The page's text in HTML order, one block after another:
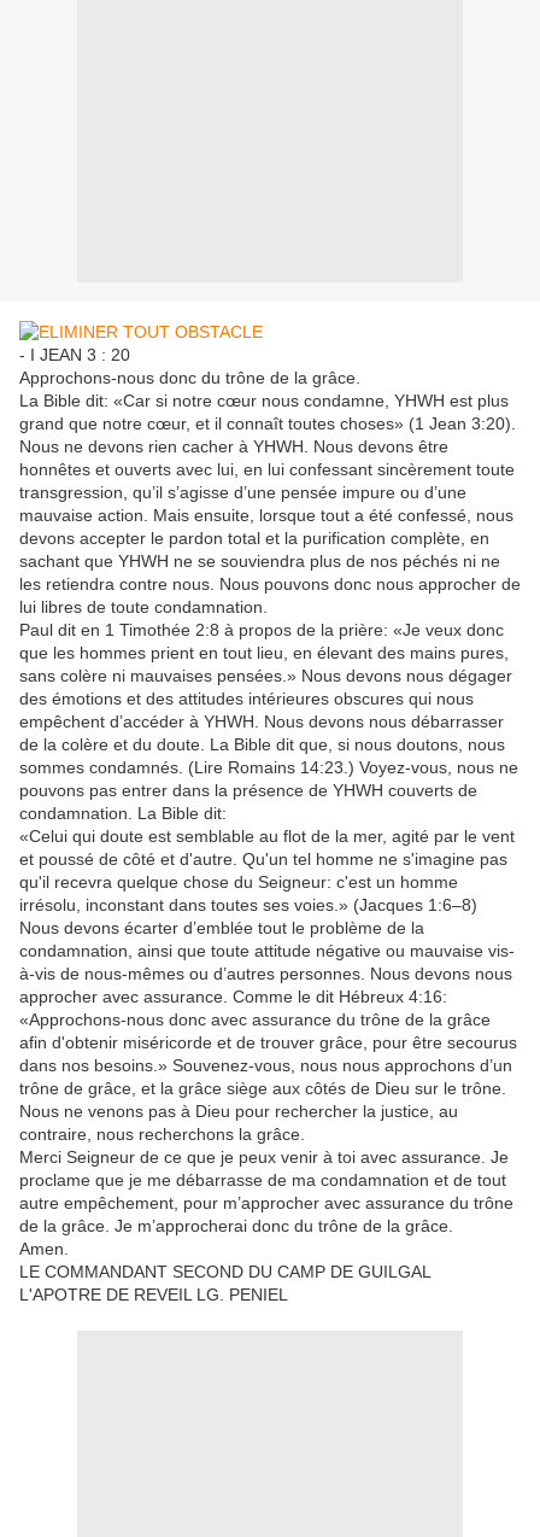
- I JEAN 3 : 20
Approchons-nous donc du trône de la grâce.
La Bible dit: «Car si notre cœur nous condamne, YHWH est plus
grand que notre cœur, et il connaît toutes choses» (1 Jean 3:20).
Nous ne devons rien cacher à YHWH. Nous devons être
honnêtes et ouverts avec lui, en lui confessant sincèrement toute
transgression, qu’il s’agisse d’une pensée impure ou d’une
mauvaise action. Mais ensuite, lorsque tout a été confessé, nous
devons accepter le pardon total et la purification complète, en
sachant que YHWH ne se souviendra plus de nos péchés ni ne
les retiendra contre nous. Nous pouvons donc nous approcher de
lui libres de toute condamnation.
Paul dit en 1 Timothée 2:8 à propos de la prière: «Je veux donc
que les hommes prient en tout lieu, en élevant des mains pures,
sans colère ni mauvaises pensées.» Nous devons nous dégager
des émotions et des attitudes intérieures obscures qui nous
empêchent d’accéder à YHWH. Nous devons nous débarrasser
de la colère et du doute. La Bible dit que, si nous doutons, nous
sommes condamnés. (Lire Romains 14:23.) Voyez-vous, nous ne
pouvons pas entrer dans la présence de YHWH couverts de
condamnation. La Bible dit:
«Celui qui doute est semblable au flot de la mer, agité par le vent
et poussé de côté et d'autre. Qu'un tel homme ne s'imagine pas
qu'il recevra quelque chose du Seigneur: c'est un homme
irrésolu, inconstant dans toutes ses voies.» (Jacques 1:6–8)
Nous devons écarter d’emblée tout le problème de la
condamnation, ainsi que toute attitude négative ou mauvaise vis-
à-vis de nous-mêmes ou d’autres personnes. Nous devons nous
approcher avec assurance. Comme le dit Hébreux 4:16:
«Approchons-nous donc avec assurance du trône de la grâce
afin d'obtenir miséricorde et de trouver grâce, pour être secourus
dans nos besoins.» Souvenez-vous, nous nous approchons d’un
trône de grâce, et la grâce siège aux côtés de Dieu sur le trône.
Nous ne venons pas à Dieu pour rechercher la justice, au
contraire, nous recherchons la grâce.
Merci Seigneur de ce que je peux venir à toi avec assurance. Je
proclame que je me débarrasse de ma condamnation et de tout
autre empêchement, pour m’approcher avec assurance du trône
de la grâce. Je m’approcherai donc du trône de la grâce.
Amen.
LE COMMANDANT SECOND DU CAMP DE GUILGAL
L'APOTRE DE REVEIL LG. PENIEL